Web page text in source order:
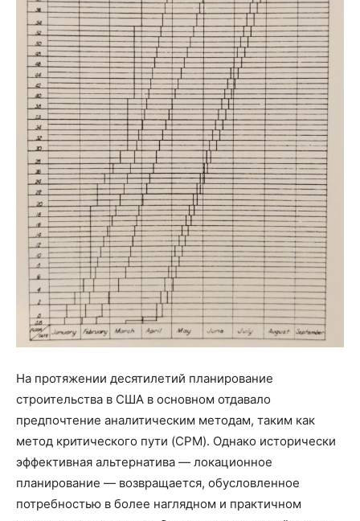
На протяжении десятилетий планирование
строительства в США в основном отдавало
предпочтение аналитическим методам, таким как
метод критического пути (CPM). Однако исторически
эффективная альтернатива — локационное
планирование — возвращается, обусловленное
потребностью в более наглядном и практичном